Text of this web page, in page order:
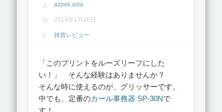
azpek.asia
2014年1月16日
雑貨レビュー
「このプリントをルーズリーフにした
い！」 そんな経験はありませんか？
そんな時に使えるのが、グリッサーです。
中でも、定番のカール事務器 SP-30Nで
す！